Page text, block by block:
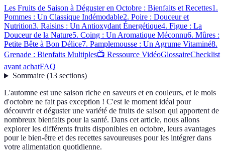
Les Fruits de Saison à Déguster en Octobre : Bienfaits et Recettes1.
Pommes : Un Classique Indémodable2. Poire : Douceur et
Nutrition3. Raisins : Un Antioxydant Énergétique4. Figue : La
Douceur de la Nature5. Coing : Un Aromatique Méconnu6. Mûres :
Petite Bête à Bon Délice7. Pamplemousse : Un Agrume Vitaminé8.
Grenade : Bienfaits Multiples📺 Ressource VidéoGlossaireChecklist
avant achatFAQ
Sommaire(13 sections)
L'automne est une saison riche en saveurs et en couleurs, et le mois
d'octobre ne fait pas exception ! C'est le moment idéal pour
découvrir et déguster une variété de fruits de saison qui apportent de
nombreux bienfaits pour la santé. Dans cet article, nous allons
explorer les différents fruits disponibles en octobre, leurs avantages
pour le bien-être et des recettes savoureuses pour les intégrer dans
votre alimentation quotidienne.